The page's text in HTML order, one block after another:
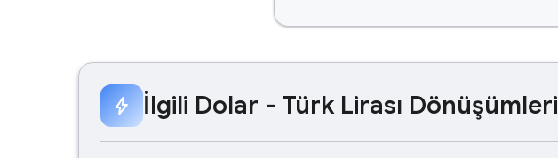
bolt İlgili Dolar - Türk Lirası Dönüşümleri